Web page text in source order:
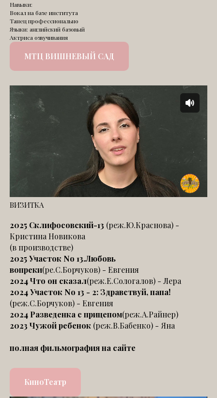
Навыки:
Вокал на базе института
Танец профессионально
Языки: английский базовый
Актриса озвучивания
МТЦ ВИШНЕВЫЙ САД
ВИЗИТКА
2025 Склифосовский-13 (реж.Ю.Краснова) -
Кристина Новикова
(в производстве)
2025 Участок No 13.Любовь
вопреки(ре.С.Борчуков) - Евгения
2024 Что он сказал(реж.Е.Сологалов) - Лера
2024 Участок No 13 - 2: Здравствуй, папа!
(реж.С.Борчуков) - Евгения
2024 Разведенка с прицепом(реж.А.Райнер)
2023 Чужой ребенок (реж.В.Бабенко) - Яна
полная фильмография на сайте
КиноТеатр